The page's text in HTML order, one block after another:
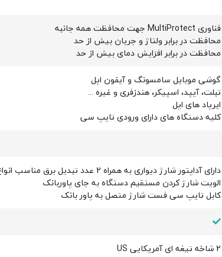
فناوری MultiProtect جهت محافظت همه جانبه
محافظت در برابر ولتاژ و جریان بیش از حد
محافظت در برابر افزایش دمای بیش از حد
گوشی موبایل سامسونگ و آیفون اپل
تبلت، آیپد، اسپیکر، هندزفری و غیره ...
ایرپاد های اپل
کلیه دستگاه های دارای ورودی تایپ سی
دارای آداپتور شارژ دیواری به همراه 2 عدد تبدیل برق مناسب انواع پریز
الویت شارژ کردن مستقیم دستگاه به جای پاوربانک
کابل تایپ سی فست شارژ متصل به پاور بانک
2 شاخه تیغه ای آمریکایی US